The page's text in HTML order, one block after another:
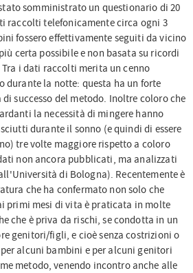
somministrato un questionario di 20
raccolti telefonicamente circa ogni 3
fossero effettivamente seguiti da vicino
certa possibile e non basata su ricordi
i dati raccolti merita un cenno
durante la notte: questa ha un forte
successo del metodo. Inoltre coloro che
la necessità di mingere hanno
durante il sonno (e quindi di essere
tre volte maggiore rispetto a coloro
non ancora pubblicati, ma analizzati
di Bologna). Recentemente è
che ha confermato non solo che
primi mesi di vita è praticata in molte
che è priva da rischi, se condotta in un
genitori/figli, e cioè senza costrizioni o
alcuni bambini e per alcuni genitori
metodo, venendo incontro anche alle